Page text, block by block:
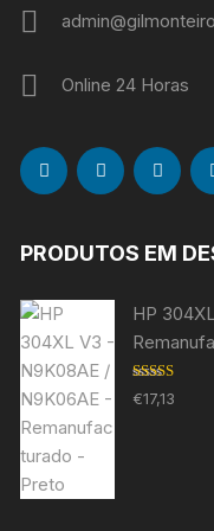
Online 24 Horas
PRODUTOS EM
HP
Avaliação
5.00 de 5
€17,13